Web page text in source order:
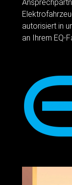
autorisiert in
an Ihrem EQ-